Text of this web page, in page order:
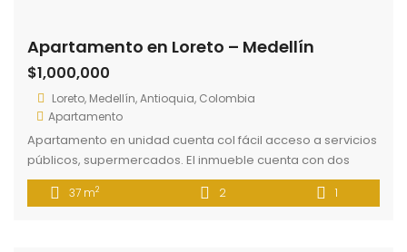
Apartamento en Loreto – Medellín
$1,000,000
Loreto, Medellín, Antioquia, Colombia
Apartamento
Apartamento en unidad cuenta col fácil acceso a servicios
públicos, supermercados. El inmueble cuenta con dos
alcobas, un baño cocina integrada ala sala, zona de
labores.37 m2 2 1